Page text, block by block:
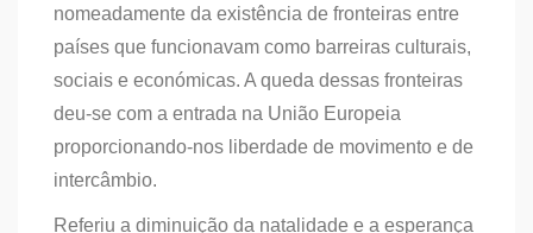
nomeadamente da existência de fronteiras entre
países que funcionavam como barreiras culturais,
sociais e económicas. A queda dessas fronteiras
deu-se com a entrada na União Europeia
proporcionando-nos liberdade de movimento e de
intercâmbio.
Referiu a diminuição da natalidade e a esperança